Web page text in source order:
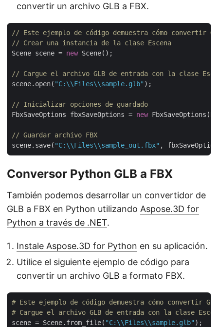
convertir un archivo GLB a FBX.
// Este ejemplo de código demuestra cómo convertir
// Crear una instancia de la clase Escena
Scene scene = new Scene();
// Cargue el archivo GLB de entrada con la clase
scene.open( "C:\\Files\\sample.glb" );
// Inicializar opciones de guardado
FbxSaveOptions fbxSaveOptions = new
// Guardar archivo FBX
scene.save( "C:\\Files\\sample_out.fbx"
Conversor Python GLB a FBX
También podemos desarrollar un convertidor de
GLB a FBX en Python utilizando Aspose.3D for
Python a través de .NET.
Instale Aspose.3D for Python en su aplicación.
Utilice el siguiente ejemplo de código para
convertir un archivo GLB a formato FBX.
# Este ejemplo de código demuestra cómo convertir
# Cargue el archivo GLB de entrada con la clase
scene = Scene.from_file( "C:\\Files\\sample.glb" );